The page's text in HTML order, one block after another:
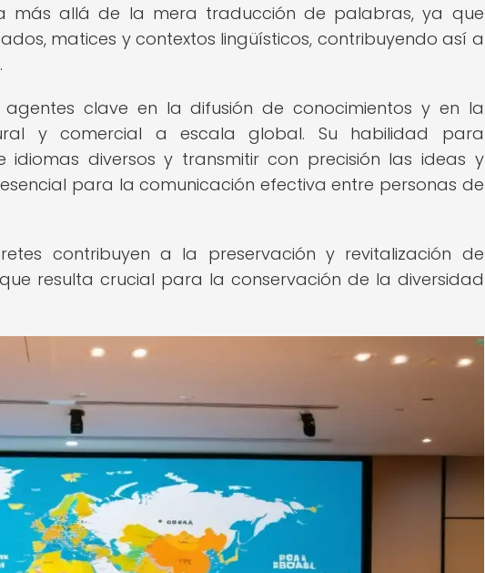
más allá de la mera traducción de palabras, ya que
matices y contextos lingüísticos, contribuyendo así a
clave en la difusión de conocimientos y en la
y comercial a escala global. Su habilidad para
idiomas diversos y transmitir con precisión las ideas y
para la comunicación efectiva entre personas de
contribuyen a la preservación y revitalización de
resulta crucial para la conservación de la diversidad